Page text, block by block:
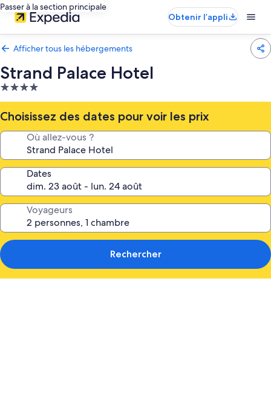
Passer à la section principale
Obtenir l’appli
Afficher tous les hébergements
Strand Palace Hotel
Hébergement
4.0 étoiles
Choisissez des dates pour voir les prix
Où allez-vous ?
Dates
Voyageurs
Rechercher